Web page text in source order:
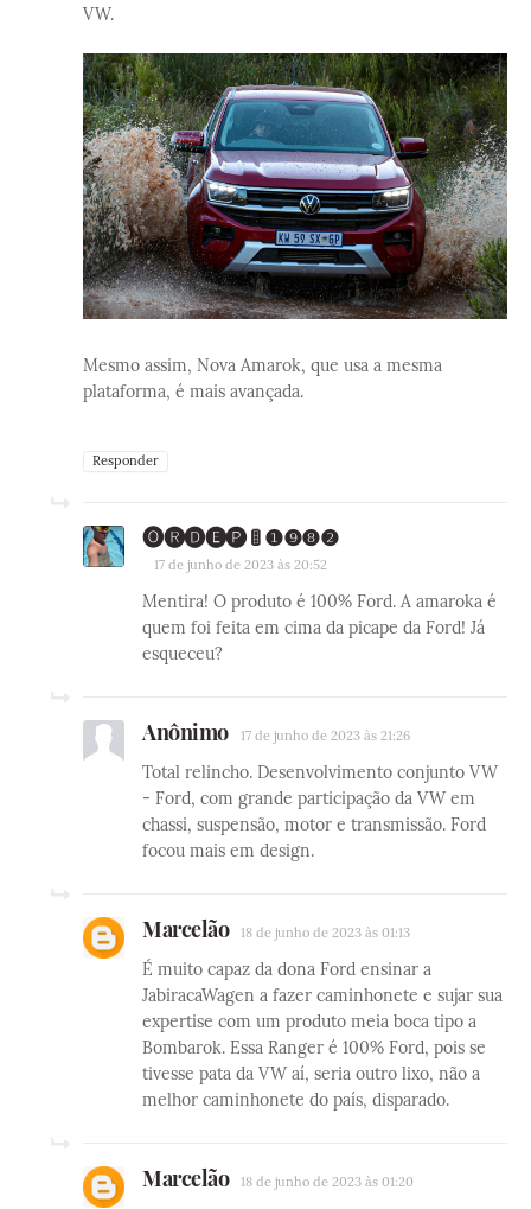
VW.
Mesmo assim, Nova Amarok, que usa a mesma
plataforma, é mais avançada.
Responder
🅞🅡🅓🅔🅟 🚦 ❶❾❽❷
17 de junho de 2023 às 20:52
Mentira! O produto é 100% Ford. A amaroka é
quem foi feita em cima da picape da Ford! Já
esqueceu?
Anônimo 17 de junho de 2023 às 21:26
Total relincho. Desenvolvimento conjunto VW
- Ford, com grande participação da VW em
chassi, suspensão, motor e transmissão. Ford
focou mais em design.
Marcelão 18 de junho de 2023 às 01:13
É muito capaz da dona Ford ensinar a
JabiracaWagen a fazer caminhonete e sujar sua
expertise com um produto meia boca tipo a
Bombarok. Essa Ranger é 100% Ford, pois se
tivesse pata da VW aí, seria outro lixo, não a
melhor caminhonete do país, disparado.
Marcelão 18 de junho de 2023 às 01:20